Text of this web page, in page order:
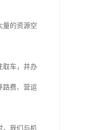
量的资源空
取车，并办
路费、营运
，我们与机